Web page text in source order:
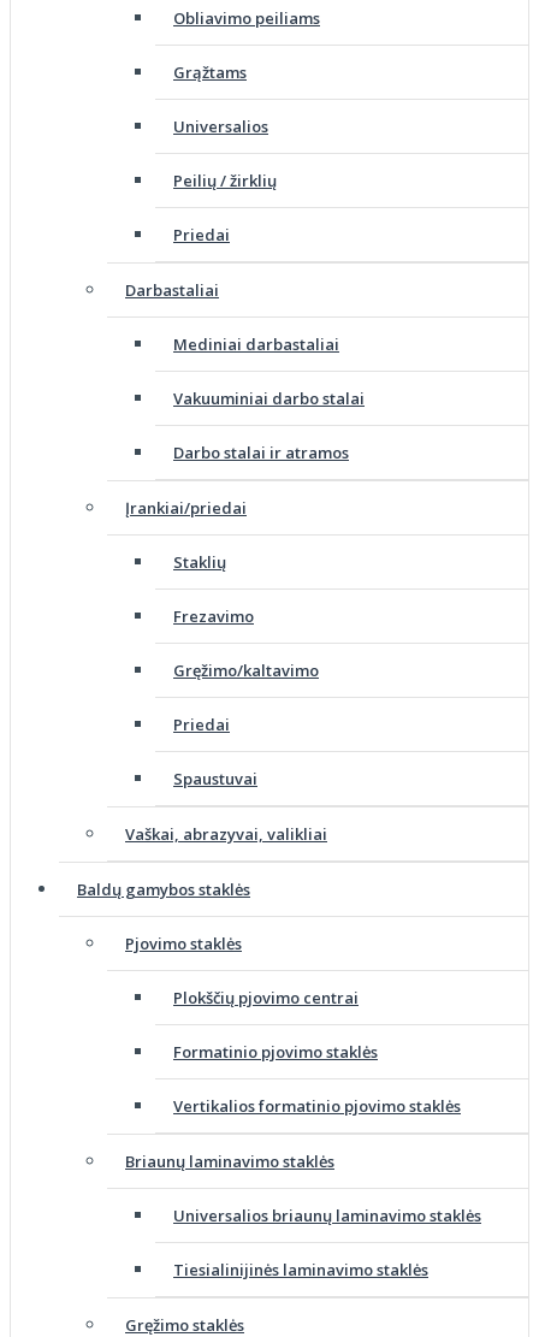
Obliavimo peiliams
Grąžtams
Universalios
Peilių / žirklių
Priedai
Darbastaliai
Mediniai darbastaliai
Vakuuminiai darbo stalai
Darbo stalai ir atramos
Įrankiai/priedai
Staklių
Frezavimo
Gręžimo/kaltavimo
Priedai
Spaustuvai
Vaškai, abrazyvai, valikliai
Baldų gamybos staklės
Pjovimo staklės
Plokščių pjovimo centrai
Formatinio pjovimo staklės
Vertikalios formatinio pjovimo staklės
Briaunų laminavimo staklės
Universalios briaunų laminavimo staklės
Tiesialinijinės laminavimo staklės
Gręžimo staklės